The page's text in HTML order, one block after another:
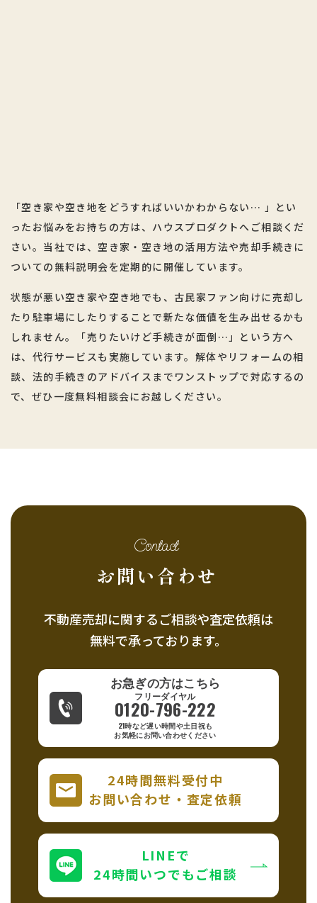
「空き家や空き地をどうすればいいかわからない… 」とい
ったお悩みをお持ちの方は、ハウスプロダクトへご相談くだ
さい。当社では、空き家・空き地の活用方法や売却手続きに
ついての無料説明会を定期的に開催しています。
状態が悪い空き家や空き地でも、古民家ファン向けに売却し
たり駐車場にしたりすることで新たな価値を生み出せるかも
しれません。「売りたいけど手続きが面倒…」という方へ
は、代行サービスも実施しています。解体やリフォームの相
談、法的手続きのアドバイスまでワンストップで対応するの
で、ぜひ一度無料相談会にお越しください。
Contact
お問い合わせ
不動産売却に関するご相談や査定依頼は
無料で承っております。
お急ぎの方はこちら
0120-796-222
21時など遅い時間や土日祝も
お気軽にお問い合わせください
24時間無料受付中
お問い合わせ・査定依頼
LINEで
24時間いつでもご相談